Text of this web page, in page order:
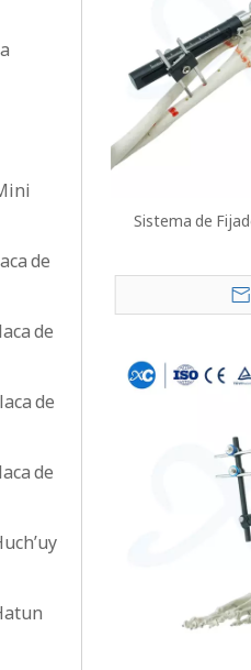
de
de
de
de
Sistema de